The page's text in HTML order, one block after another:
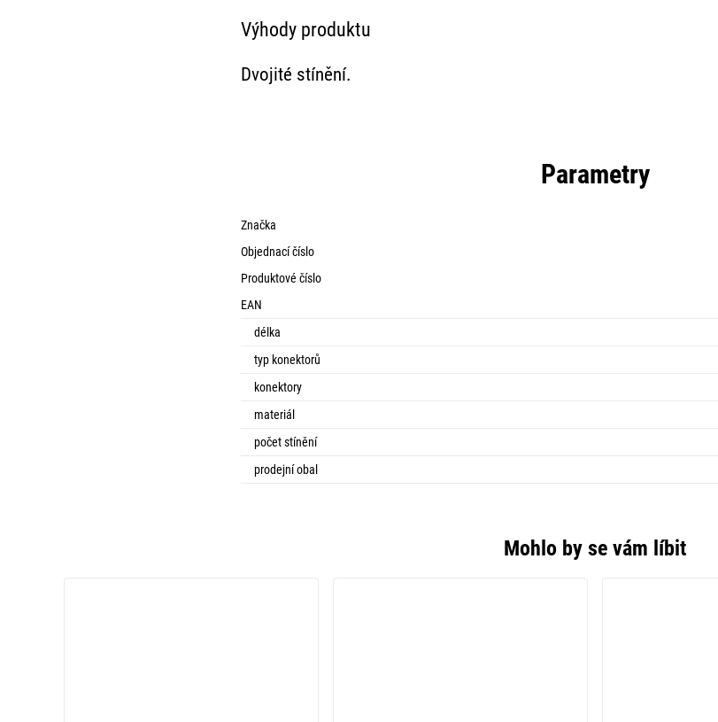
Výhody produktu
Dvojité stínění.
Parametry
Značka
Objednací číslo
Produktové číslo
EAN
délka
typ konektorů
konektory
materiál
počet stínění
prodejní obal
Mohlo by se vám líbit